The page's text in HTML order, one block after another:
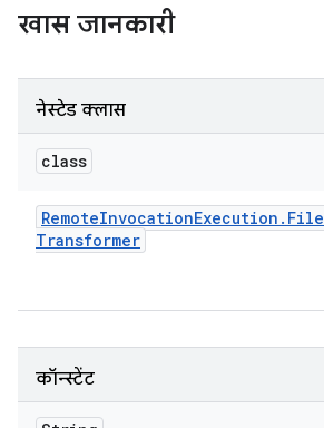
खास जानकारी
नेस्टेड क्लास
class
RemoteInvocationExecution . File
Transformer
कॉन्स्टेंट